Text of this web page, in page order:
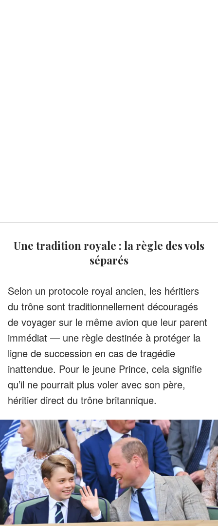
Une tradition royale : la règle des vols
séparés
Selon un protocole royal ancien, les héritiers
du trône sont traditionnellement découragés
de voyager sur le même avion que leur parent
immédiat — une règle destinée à protéger la
ligne de succession en cas de tragédie
inattendue. Pour le jeune Prince, cela signifie
qu’il ne pourrait plus voler avec son père,
héritier direct du trône britannique.